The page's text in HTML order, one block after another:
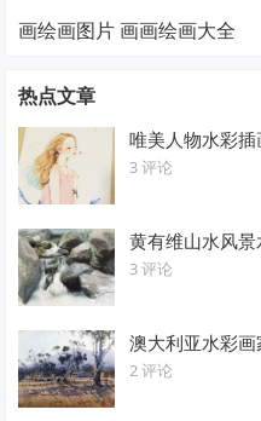
画绘画图片 画画绘画大全
热点文章
唯美人物水彩
3 评论
黄有维山水风
3 评论
澳大利亚水彩
2 评论